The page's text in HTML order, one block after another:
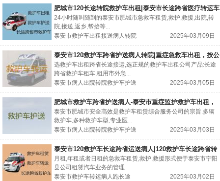
肥城市120长途转院救护车出租|泰安市长途跨省医疗转运车
出租
24小时随叫随到的泰安市肥城市急救车租赁,救护,救援,出院,转
院,接送,返乡,帮抬等...
泰安市救护车出租接送病人转院
2025年03月09日
泰安市120救护车跨省护送病人转院|重症急救车出租，按公
里收费
选救护车出租跨省长途接运,选正规的救护车出租公司产品:长途
跨省救护车租车,租用市外急...
泰安市病人出院转院救护车护送
2025年03月05日
肥城市救护车跨省护送病人-泰安市重症监护救护车出租，
24小时在线电话
泰安市肥城市安全高效是救护车租赁综合服务公司的宗旨.多辆
救护车,多种救护车型,专业医...
泰安市病人出院转院救护车护送
2025年03月03日
泰安市120救护车长途跨省运送病人|120救护车长途跨省转
运病人租车
月租,年租或者日租的急救车租赁,救护,救援形式便于泰安市宁阳
县公司租赁汽车业务的管理...
泰安市救护车转运病人跑长途
2025年03月02日